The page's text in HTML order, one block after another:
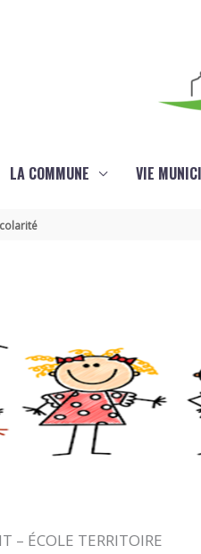
LA COMMUNE VIE
– ÉCOLE TERRITOIRE